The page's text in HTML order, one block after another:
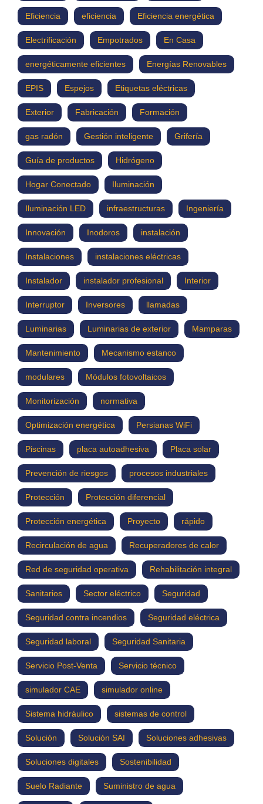
Eficiencia eficiencia Eficiencia energética
Electrificación Empotrados En Casa
energéticamente eficientes Energías Renovables
EPIS Espejos Etiquetas eléctricas
Exterior Fabricación Formación
gas radón Gestión inteligente Grifería
Guía de productos Hidrógeno
Hogar Conectado Iluminación
Iluminación LED infraestructuras Ingeniería
Innovación Inodoros instalación
Instalaciones instalaciones eléctricas
Instalador instalador profesional Interior
Interruptor Inversores llamadas
Luminarias Luminarias de exterior Mamparas
Mantenimiento Mecanismo estanco
modulares Módulos fotovoltaicos
Monitorización normativa
Optimización energética Persianas WiFi
Piscinas placa autoadhesiva Placa solar
Prevención de riesgos procesos industriales
Protección Protección diferencial
Protección energética Proyecto rápido
Recirculación de agua Recuperadores de calor
Red de seguridad operativa Rehabilitación integral
Sanitarios Sector eléctrico Seguridad
Seguridad contra incendios Seguridad eléctrica
Seguridad laboral Seguridad Sanitaria
Servicio Post-Venta Servicio técnico
simulador CAE simulador online
Sistema hidráulico sistemas de control
Solución Solución SAI Soluciones adhesivas
Soluciones digitales Sostenibilidad
Suelo Radiante Suministro de agua